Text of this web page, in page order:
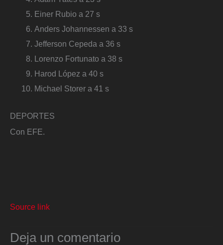
Einer Rubio a 27 s
Anders Johannessen a 33 s
Jefferson Cepeda a 36 s
Lorenzo Fortunato a 38 s
Harod López a 40 s
Michael Storer a 41 s
DEPORTES
Con EFE.
Source link
Deja un comentario